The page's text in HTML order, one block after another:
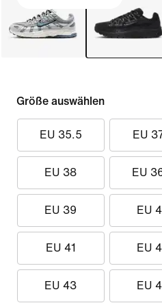
Größe auswählen
EU 35.5 EU
EU 38 EU
EU 39 EU
EU 41 EU
EU 43 EU